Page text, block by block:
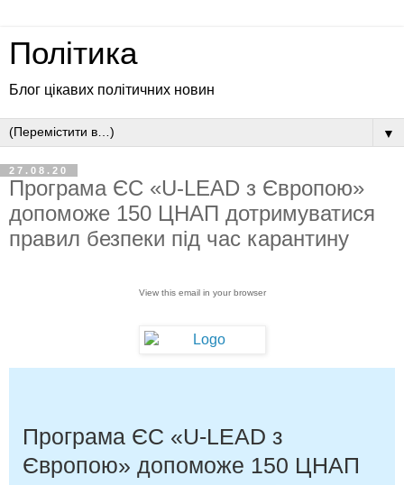
Політика
Блог цікавих політичних новин
▼
27.08.20
Програма ЄС «U-LEAD з Європою»
допоможе 150 ЦНАП дотримуватися
правил безпеки під час карантину
View this email in your browser
Програма ЄС «U-LEAD з
Європою» допоможе 150 ЦНАП